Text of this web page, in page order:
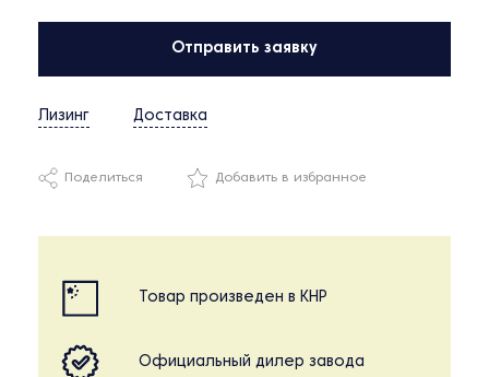
Отправить заявку
Лизинг Доставка
Поделиться Добавить в избранное
Товар произведен в КНР
Официальный дилер завода